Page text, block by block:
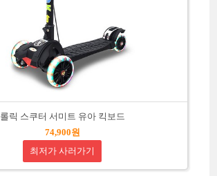
롤릭 스쿠터 서미트 유아 킥보드
74,900원
최저가 사러가기